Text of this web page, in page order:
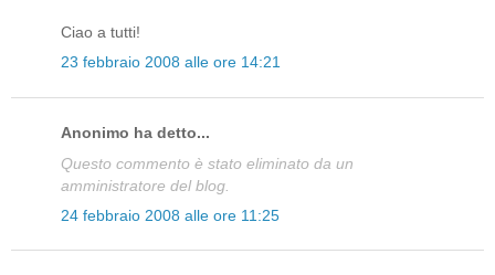
Ciao a tutti!
23 febbraio 2008 alle ore 14:21
Anonimo ha detto...
Questo commento è stato eliminato da un
amministratore del blog.
24 febbraio 2008 alle ore 11:25